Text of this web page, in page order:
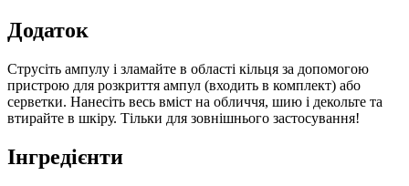
Додаток
Струсіть ампулу і зламайте в області кільця за допомогою
пристрою для розкриття ампул (входить в комплект) або
серветки. Нанесіть весь вміст на обличчя, шию і декольте та
втирайте в шкіру. Тільки для зовнішнього застосування!
Інгредієнти